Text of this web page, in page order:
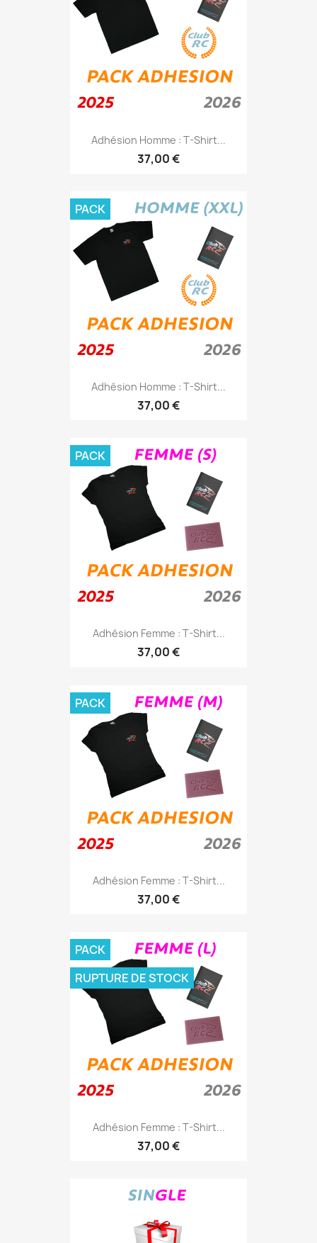
Adhésion Homme : T-Shirt...
37,00 €
Adhésion Homme : T-Shirt...
37,00 €
PACK
Adhésion Femme : T-Shirt...
37,00 €
PACK
Adhésion Femme : T-Shirt...
37,00 €
PACK
Adhésion Femme : T-Shirt...
37,00 €
PACK
RUPTURE DE STOCK